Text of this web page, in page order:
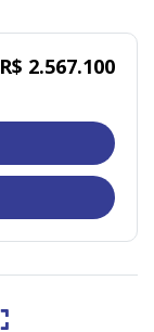
R$ 2.567.100